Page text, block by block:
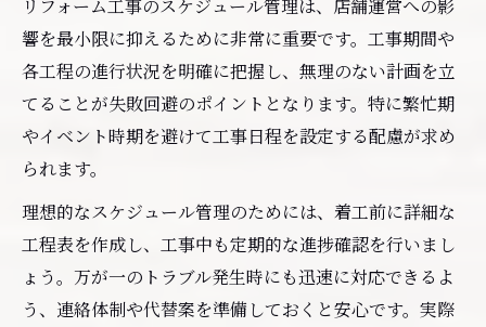
リフォーム工事のスケジュール管理は、店舗運営への影
響を最小限に抑えるために非常に重要です。工事期間や
各工程の進行状況を明確に把握し、無理のない計画を立
てることが失敗回避のポイントとなります。特に繁忙期
やイベント時期を避けて工事日程を設定する配慮が求め
られます。
理想的なスケジュール管理のためには、着工前に詳細な
工程表を作成し、工事中も定期的な進捗確認を行いまし
ょう。万が一のトラブル発生時にも迅速に対応できるよ
う、連絡体制や代替案を準備しておくと安心です。実際